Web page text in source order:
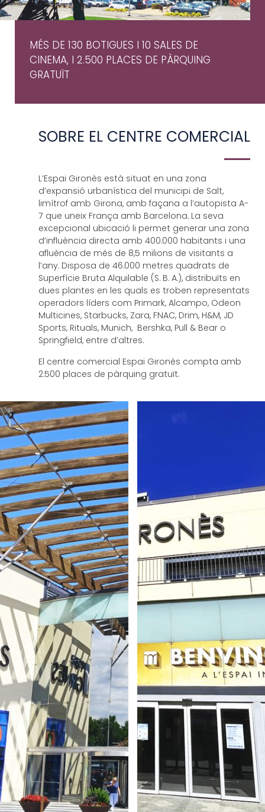
MÉS DE 130 BOTIGUES I 10 SALES DE
CINEMA, I 2.500 PLACES DE PÀRQUING
GRATUÏT
SOBRE EL CENTRE COMERCIAL
L’Espai Gironès està situat en una zona
d’expansió urbanística del municipi de Salt,
limítrof amb Girona, amb façana a l’autopista A-
7 que uneix França amb Barcelona. La seva
excepcional ubicació li permet generar una zona
d’influència directa amb 400.000 habitants i una
afluència de més de 8,5 milions de visitants a
l’any. Disposa de 46.000 metres quadrats de
Superfície Bruta Alquilable (S. B. A.), distribuïts en
dues plantes en les quals es troben representats
operadors líders com Primark, Alcampo, Odeon
Multicines, Starbucks, Zara, FNAC, Drim, H&M, JD
Sports, Rituals, Munich, Bershka, Pull & Bear o
Springfield, entre d’altres.
El centre comercial Espai Gironès compta amb
2.500 places de pàrquing gratuït.